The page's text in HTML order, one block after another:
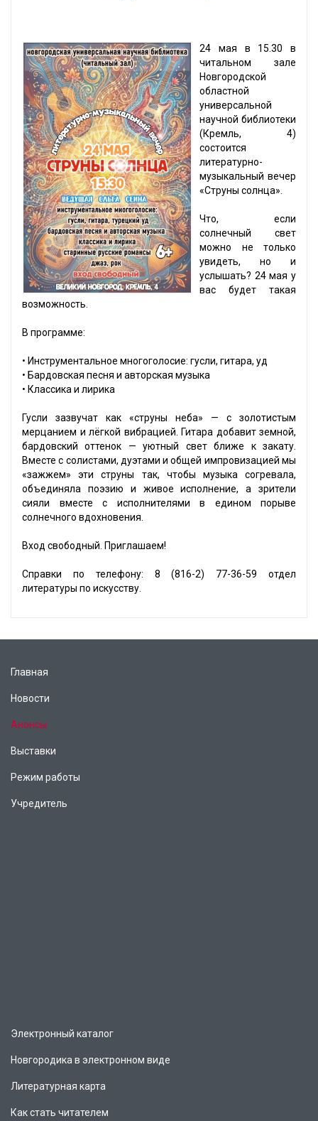
24 мая в 15.30 в
читальном зале
Новгородской
областной
универсальной
научной библиотеки
(Кремль, 4)
состоится
литературно-
музыкальный вечер
«Струны солнца».
Что, если
солнечный свет
можно не только
увидеть, но и
услышать? 24 мая у
вас будет такая
возможность.
В программе:
• Инструментальное многоголосие: гусли, гитара, уд
• Бардовская песня и авторская музыка
• Классика и лирика
Гусли зазвучат как «струны неба» — с золотистым
мерцанием и лёгкой вибрацией. Гитара добавит земной,
бардовский оттенок — уютный свет ближе к закату.
Вместе с солистами, дуэтами и общей импровизацией мы
«зажжем» эти струны так, чтобы музыка согревала,
объединяла поэзию и живое исполнение, а зрители
сияли вместе с исполнителями в едином порыве
солнечного вдохновения.
Вход свободный. Приглашаем!
Справки по телефону: 8 (816-2) 77-36-59 отдел
литературы по искусству.
Главная
Новости
Анонсы
Выставки
Режим работы
Учредитель
Электронный каталог
Новгородика в электронном виде
Литературная карта
Как стать читателем